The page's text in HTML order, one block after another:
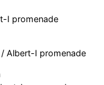
I promenade
Albert-I promenade